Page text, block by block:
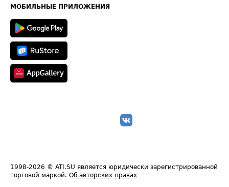
Техническая информация
МОБИЛЬНЫЕ ПРИЛОЖЕНИЯ
1998-2026 © ATI.SU является юридически зарегистрированной
торговой маркой. Об авторских правах